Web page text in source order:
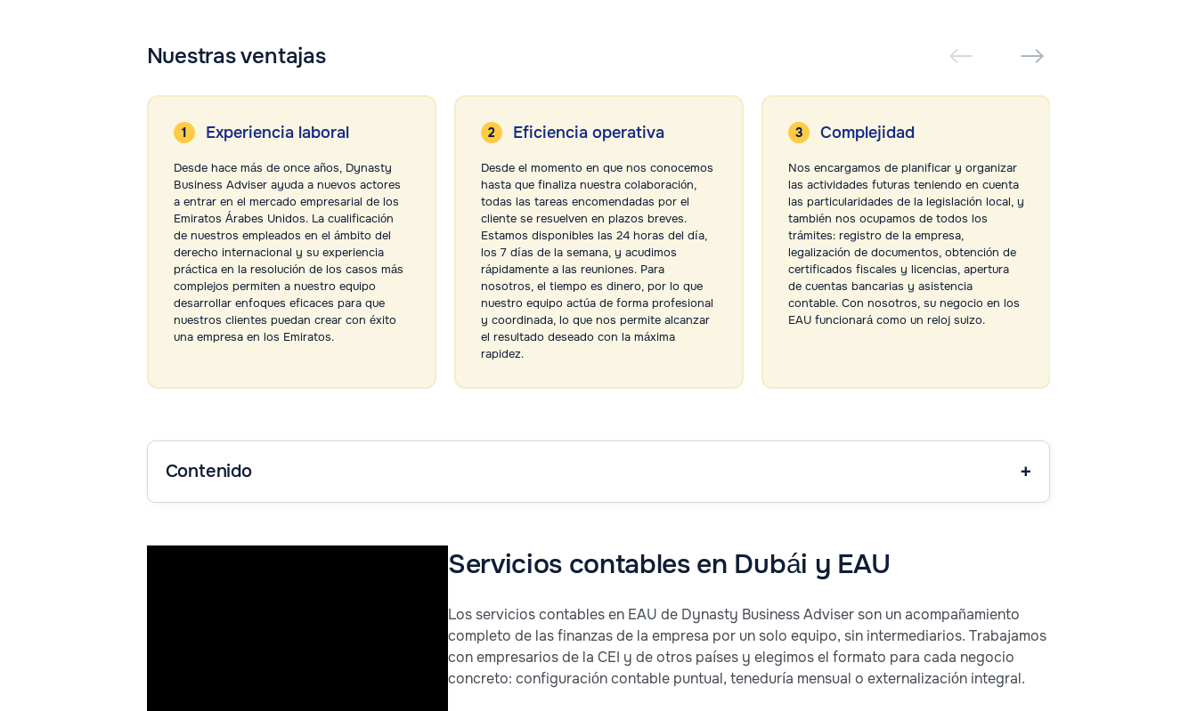
Nuestras ventajas
Experiencia laboral
Desde hace más de once años, Dynasty
Business Adviser ayuda a nuevos actores
a entrar en el mercado empresarial de los
Emiratos Árabes Unidos. La cualificación
de nuestros empleados en el ámbito del
derecho internacional y su experiencia
práctica en la resolución de los casos más
complejos permiten a nuestro equipo
desarrollar enfoques eficaces para que
nuestros clientes puedan crear con éxito
una empresa en los Emiratos.
Eficiencia operativa
Desde el momento en que nos conocemos
hasta que finaliza nuestra colaboración,
todas las tareas encomendadas por el
cliente se resuelven en plazos breves.
Estamos disponibles las 24 horas del día,
los 7 días de la semana, y acudimos
rápidamente a las reuniones. Para
nosotros, el tiempo es dinero, por lo que
nuestro equipo actúa de forma profesional
y coordinada, lo que nos permite alcanzar
el resultado deseado con la máxima
rapidez.
Complejidad
Nos encargamos de planificar y organizar
las actividades futuras teniendo en cuenta
las particularidades de la legislación local, y
también nos ocupamos de todos los
trámites: registro de la empresa,
legalización de documentos, obtención de
certificados fiscales y licencias, apertura
de cuentas bancarias y asistencia
contable. Con nosotros, su negocio en los
EAU funcionará como un reloj suizo.
Contenido
Servicios contables en Dubái y EAU
Los servicios contables en EAU de Dynasty Business Adviser son un acompañamiento
completo de las finanzas de la empresa por un solo equipo, sin intermediarios. Trabajamos
con empresarios de la CEI y de otros países y elegimos el formato para cada negocio
concreto: configuración contable puntual, teneduría mensual o externalización integral.